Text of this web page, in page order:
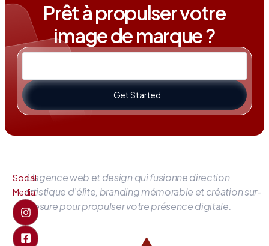
Prêt à propulser votre
image de marque ?
Get Started
L’agence web et design qui fusionne direction
artistique d’élite, branding mémorable et création sur-
mesure pour propulser votre présence digitale.
Social
Media